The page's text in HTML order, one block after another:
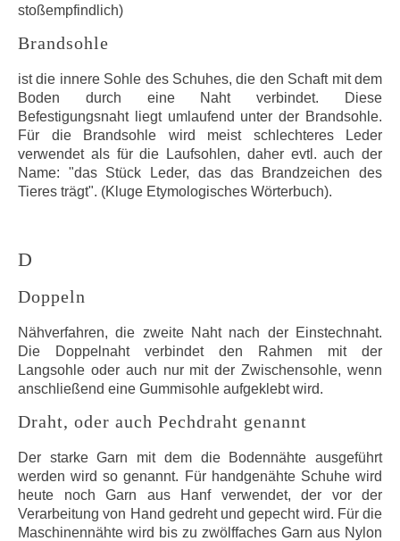
stoßempfindlich)
Brandsohle
ist die innere Sohle des Schuhes, die den Schaft mit dem
Boden durch eine Naht verbindet. Diese
Befestigungsnaht liegt umlaufend unter der Brandsohle.
Für die Brandsohle wird meist schlechteres Leder
verwendet als für die Laufsohlen, daher evtl. auch der
Name: "das Stück Leder, das das Brandzeichen des
Tieres trägt". (Kluge Etymologisches Wörterbuch).
D
Doppeln
Nähverfahren, die zweite Naht nach der Einstechnaht.
Die Doppelnaht verbindet den Rahmen mit der
Langsohle oder auch nur mit der Zwischensohle, wenn
anschließend eine Gummisohle aufgeklebt wird.
Draht, oder auch Pechdraht genannt
Der starke Garn mit dem die Bodennähte ausgeführt
werden wird so genannt. Für handgenähte Schuhe wird
heute noch Garn aus Hanf verwendet, der vor der
Verarbeitung von Hand gedreht und gepecht wird. Für die
Maschinennähte wird bis zu zwölffaches Garn aus Nylon